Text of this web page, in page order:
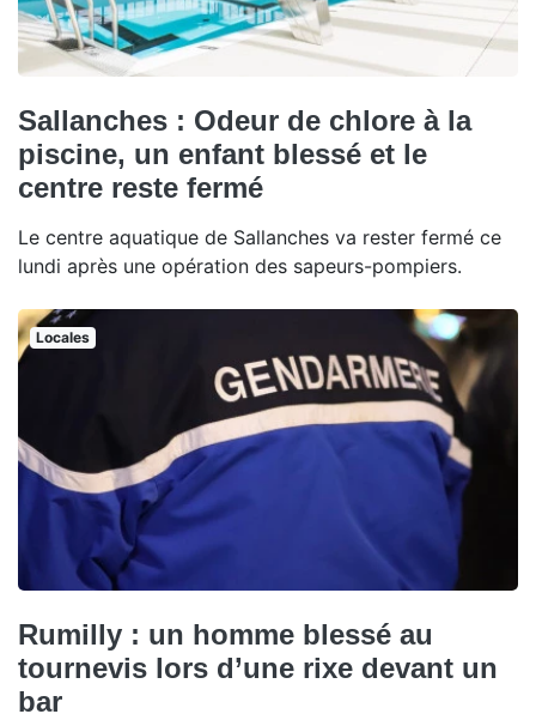
Sallanches : Odeur de chlore à la
piscine, un enfant blessé et le
centre reste fermé
Le centre aquatique de Sallanches va rester fermé ce
lundi après une opération des sapeurs-pompiers.
Locales
Rumilly : un homme blessé au
tournevis lors d’une rixe devant un
bar